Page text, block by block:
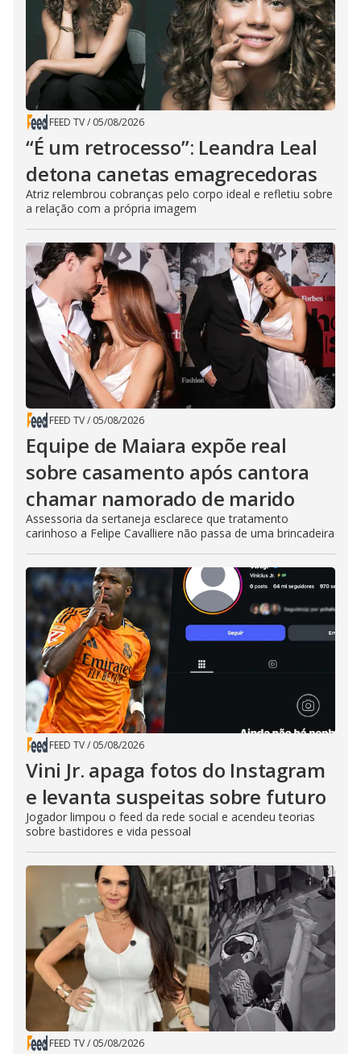
FEED TV/ 05/08/2026
“É um retrocesso”: Leandra Leal
detona canetas emagrecedoras
Atriz relembrou cobranças pelo corpo ideal e refletiu sobre
a relação com a própria imagem
FEED TV/ 05/08/2026
Equipe de Maiara expõe real
sobre casamento após cantora
chamar namorado de marido
Assessoria da sertaneja esclarece que tratamento
carinhoso a Felipe Cavalliere não passa de uma brincadeira
FEED TV/ 05/08/2026
Vini Jr. apaga fotos do Instagram
e levanta suspeitas sobre futuro
Jogador limpou o feed da rede social e acendeu teorias
sobre bastidores e vida pessoal
FEED TV/ 05/08/2026